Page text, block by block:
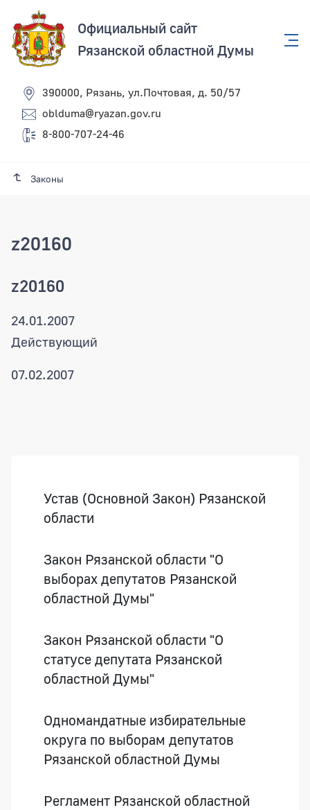
Официальный сайт
Рязанской областной Думы
390000, Рязань, ул.Почтовая, д. 50/57
oblduma@ryazan.gov.ru
8-800-707-24-46
Законы
z20160
z20160
24.01.2007
Действующий
07.02.2007
Устав (Основной Закон) Рязанской
области
Закон Рязанской области "О
выборах депутатов Рязанской
областной Думы"
Закон Рязанской области "О
статусе депутата Рязанской
областной Думы"
Одномандатные избирательные
округа по выборам депутатов
Рязанской областной Думы
Регламент Рязанской областной